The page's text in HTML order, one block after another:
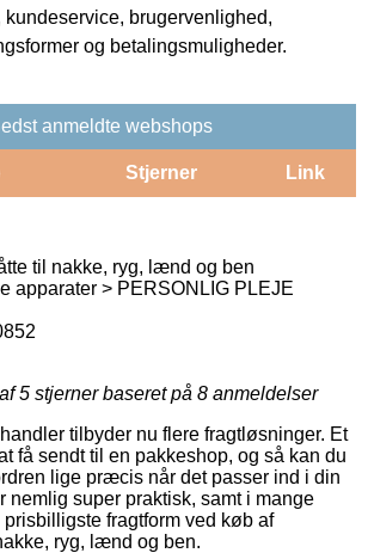
brugervenlighed,
og betalingsmuligheder.
anmeldte webshops
Stjerner Link
til nakke, ryg, lænd og ben
apparater > PERSONLIG PLEJE
5 stjerner baseret på 8 anmeldelser
tilbyder nu flere fragtløsninger. Et
få sendt til en pakkeshop, og så kan du
lige præcis når det passer ind i din
nemlig super praktisk, samt i mange
fragtform ved køb af
ryg, lænd og ben.